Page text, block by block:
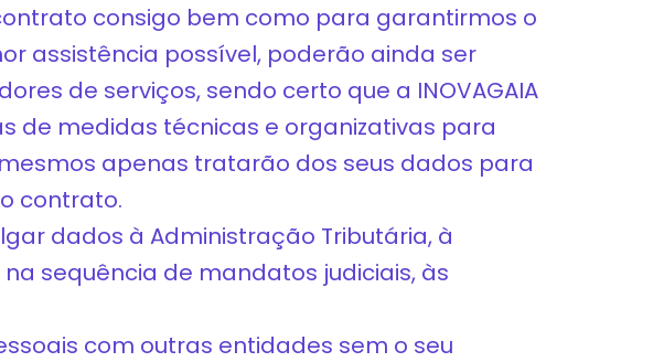
consigo bem como para garantirmos o
assistência possível, poderão ainda ser
de serviços, sendo certo que a INOVAGAIA
de medidas técnicas e organizativas para
apenas tratarão dos seus dados para
contrato.
dados à Administração Tributária, à
sequência de mandatos judiciais, às
com outras entidades sem o seu